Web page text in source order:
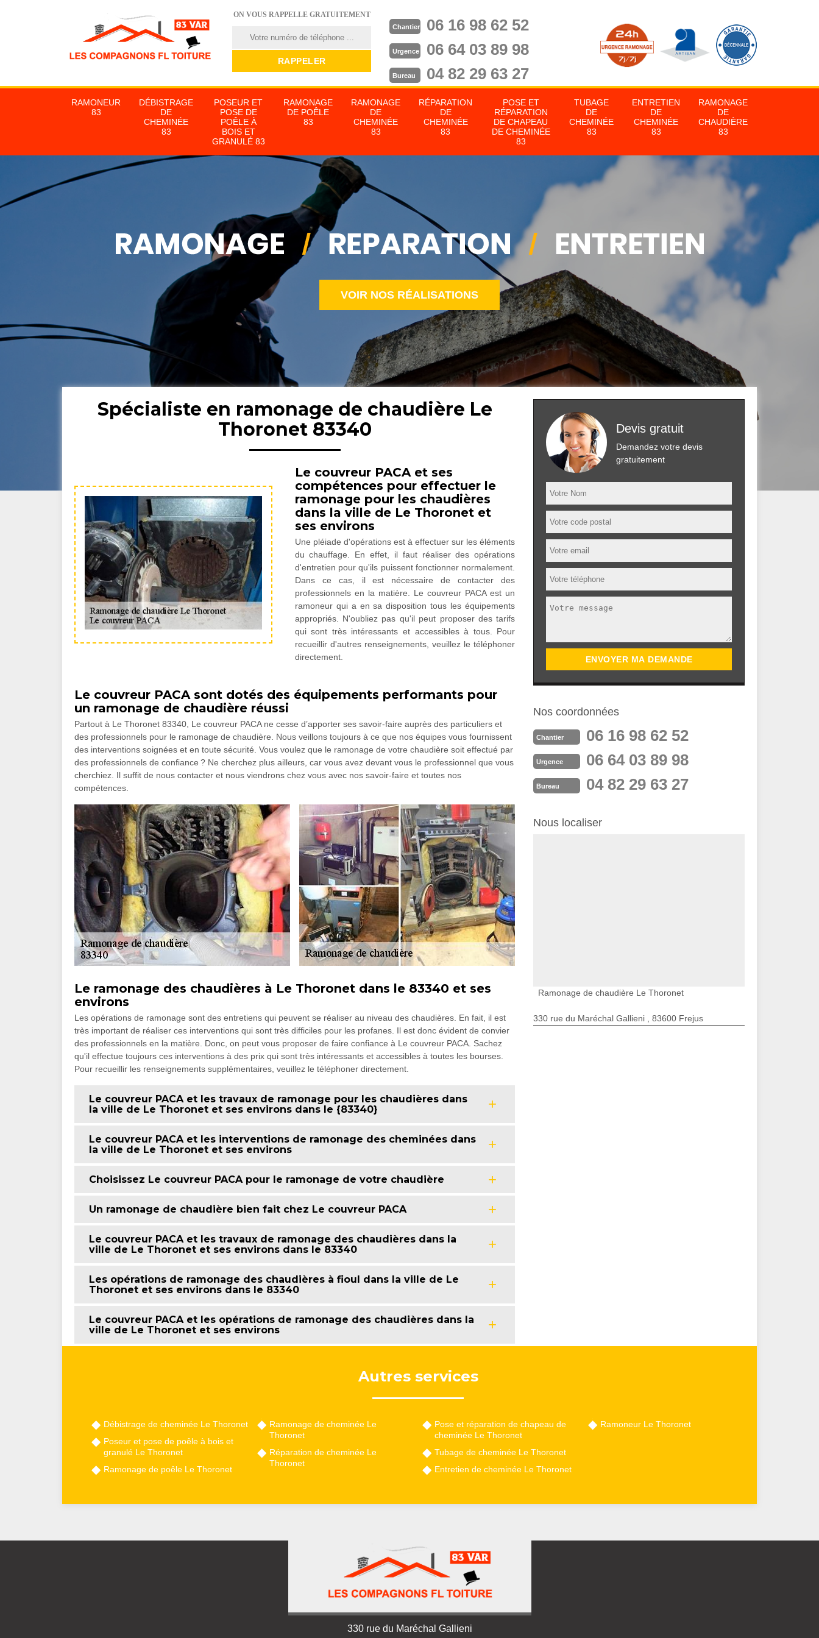
ON VOUS RAPPELLE GRATUITEMENT
Chantier 06 16 98 62 52
Urgence 06 64 03 89 98
Bureau 04 82 29 63 27
RAMONEUR
83
DÉBISTRAGE
DE
CHEMINÉE
83
POSEUR ET
POSE DE
POÊLE À
BOIS ET
GRANULÉ 83
RAMONAGE
DE POÊLE
83
RAMONAGE
DE
CHEMINÉE
83
RÉPARATION
DE
CHEMINÉE
83
POSE ET
RÉPARATION
DE CHAPEAU
DE CHEMINÉE
83
TUBAGE
DE
CHEMINÉE
83
ENTRETIEN
DE
CHEMINÉE
83
RAMONAGE
DE
CHAUDIÈRE
83
VOIR NOS RÉALISATIONS
Spécialiste en ramonage de chaudière Le
Thoronet 83340
Le couvreur PACA et ses
compétences pour effectuer le
ramonage pour les chaudières
dans la ville de Le Thoronet et
ses environs
Une pléiade d'opérations est à effectuer sur les éléments
du chauffage. En effet, il faut réaliser des opérations
d'entretien pour qu'ils puissent fonctionner normalement.
Dans ce cas, il est nécessaire de contacter des
professionnels en la matière. Le couvreur PACA est un
ramoneur qui a en sa disposition tous les équipements
appropriés. N'oubliez pas qu'il peut proposer des tarifs
qui sont très intéressants et accessibles à tous. Pour
recueillir d'autres renseignements, veuillez le téléphoner
directement.
Le couvreur PACA sont dotés des équipements performants pour
un ramonage de chaudière réussi
Partout à Le Thoronet 83340, Le couvreur PACA ne cesse d’apporter ses savoir-faire auprès des particuliers et
des professionnels pour le ramonage de chaudière. Nous veillons toujours à ce que nos équipes vous fournissent
des interventions soignées et en toute sécurité. Vous voulez que le ramonage de votre chaudière soit effectué par
des professionnels de confiance ? Ne cherchez plus ailleurs, car vous avez devant vous le professionnel que vous
cherchiez. Il suffit de nous contacter et nous viendrons chez vous avec nos savoir-faire et toutes nos
compétences.
Le ramonage des chaudières à Le Thoronet dans le 83340 et ses
environs
Les opérations de ramonage sont des entretiens qui peuvent se réaliser au niveau des chaudières. En fait, il est
très important de réaliser ces interventions qui sont très difficiles pour les profanes. Il est donc évident de convier
des professionnels en la matière. Donc, on peut vous proposer de faire confiance à Le couvreur PACA. Sachez
qu'il effectue toujours ces interventions à des prix qui sont très intéressants et accessibles à toutes les bourses.
Pour recueillir les renseignements supplémentaires, veuillez le téléphoner directement.
Le couvreur PACA et les travaux de ramonage pour les chaudières dans
la ville de Le Thoronet et ses environs dans le {83340}
Le couvreur PACA et les interventions de ramonage des cheminées dans
la ville de Le Thoronet et ses environs
Choisissez Le couvreur PACA pour le ramonage de votre chaudière
Un ramonage de chaudière bien fait chez Le couvreur PACA
Le couvreur PACA et les travaux de ramonage des chaudières dans la
ville de Le Thoronet et ses environs dans le 83340
Les opérations de ramonage des chaudières à fioul dans la ville de Le
Thoronet et ses environs dans le 83340
Le couvreur PACA et les opérations de ramonage des chaudières dans la
ville de Le Thoronet et ses environs
Devis gratuit
Demandez votre devis
gratuitement
Nos coordonnées
Chantier 06 16 98 62 52
Urgence 06 64 03 89 98
Bureau 04 82 29 63 27
Nous localiser
Ramonage de chaudière Le Thoronet
330 rue du Maréchal Gallieni , 83600 Frejus
Autres services
Débistrage de cheminée Le Thoronet
Poseur et pose de poêle à bois et
granulé Le Thoronet
Ramonage de poêle Le Thoronet
Ramonage de cheminée Le
Thoronet
Réparation de cheminée Le
Thoronet
Pose et réparation de chapeau de
cheminée Le Thoronet
Tubage de cheminée Le Thoronet
Entretien de cheminée Le Thoronet
Ramoneur Le Thoronet
330 rue du Maréchal Gallieni